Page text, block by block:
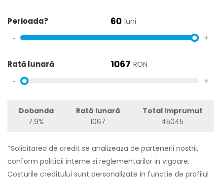
Perioada? 60 luni
- +
Rată lunară 1067 RON
- +
Dobanda
7.9%
Rată lunară
1067
Total imprumut
45045
*Solicitarea de credit se analizeaza de partenerii nostrii,
conform politicii interne si reglementarilor in vigoare.
Costurile creditului sunt personalizate in functie de profilul